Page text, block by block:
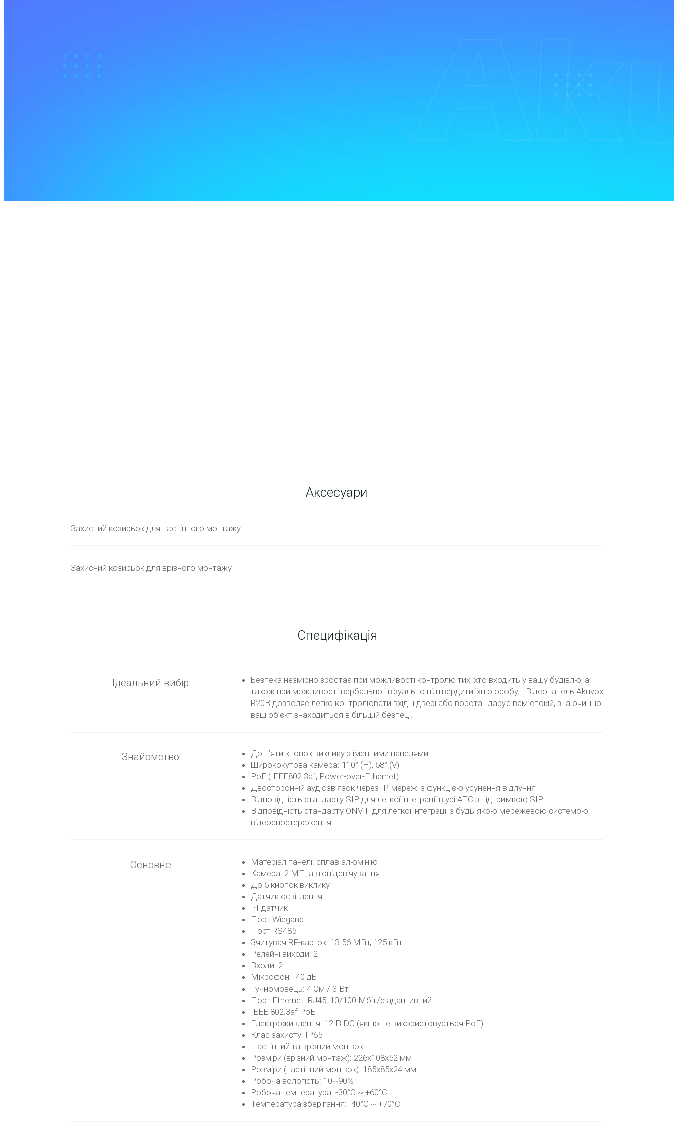
Аксесуари
Захисний козирьок для настінного монтажу
Захисний козирьок для врізного монтажу
Специфікація
Ідеальний вибір
Безпека незмірно зростає при можливості контролю тих, хто входить у вашу будівлю, а
також при можливості вербально і візуально підтвердити їхню особу, . Відеопанель Akuvox
R20B дозволяє легко контролювати вхідні двері або ворота і дарує вам спокій, знаючи, що
ваш об’єкт знаходиться в більшій безпеці.
Знайомство
До п’яти кнопок виклику з іменними панелями
Ширококутова камера: 110° (H), 58° (V)
PoE (IEEE802.3af, Power-over-Ethernet)
Двосторонній аудіозв’язок через IP-мережі з функцією усунення відлуння
Відповідність стандарту SIP для легкої інтеграції в усі АТС з підтримкою SIP
Відповідність стандарту ONVIF для легкої інтеграції з будь-якою мережевою системою
відеоспостереження
Основне
Матеріал панелі: сплав алюмінію
Камера: 2 МП, автопідсвічування
До 5 кнопок виклику
Датчик освітлення
ІЧ-датчик
Порт Wiegand
Порт RS485
Зчитувач RF-карток: 13.56 МГц, 125 кГц
Релейні виходи: 2
Входи: 2
Мікрофон: -40 дБ
Гучномовець: 4 Ом / 3 Вт
Порт Ethernet: RJ45, 10/100 Мбіт/с адаптивний
IEEE 802.3af PoE
Електроживлення: 12 В DC (якщо не використовується PoE)
Клас захисту: IP65
Настінний та врізний монтаж
Розміри (врізний монтаж): 226x108x52 мм
Розміри (настінний монтаж): 185x85x24 мм
Робоча вологість: 10~90%
Робоча температура: -30°C ~ +60°C
Температура зберігання: -40°C ~ +70°C